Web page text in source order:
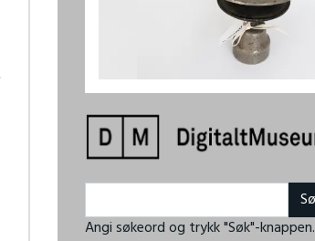
Angi søkeord og trykk "Søk"-knappen.